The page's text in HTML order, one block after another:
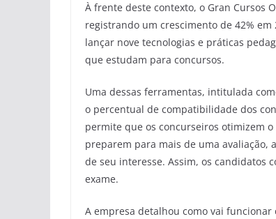
À frente deste contexto, o Gran Cursos
registrando um crescimento de 42% em
lançar nove tecnologias e práticas
que estudam para concursos.
Uma dessas ferramentas, intitulada
o percentual de compatibilidade dos
permite que os concurseiros otimizem
preparem para mais de uma avaliação,
de seu interesse. Assim, os candidatos
exame.
A empresa detalhou como vai funcionar